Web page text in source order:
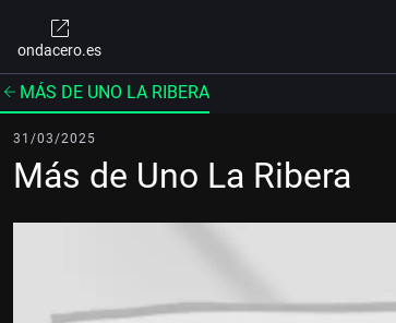
ondacero.es
MÁS DE UNO LA RIBERA
31/03/2025
Más de Uno La Ribera